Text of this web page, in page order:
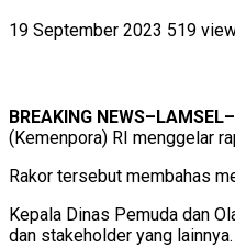
19 September 2023 519
BREAKING
(Kemenpora) RI menggelar
Rakor tersebut membahas
Kepala Dinas Pemuda dan
dan stakeholder yang lainnya.